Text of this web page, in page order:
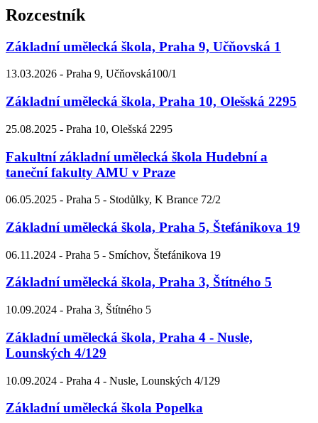
Rozcestník
Základní umělecká škola, Praha 9, Učňovská 1
13.03.2026 - Praha 9, Učňovská100/1
Základní umělecká škola, Praha 10, Olešská 2295
25.08.2025 - Praha 10, Olešská 2295
Fakultní základní umělecká škola Hudební a
taneční fakulty AMU v Praze
06.05.2025 - Praha 5 - Stodůlky, K Brance 72/2
Základní umělecká škola, Praha 5, Štefánikova 19
06.11.2024 - Praha 5 - Smíchov, Štefánikova 19
Základní umělecká škola, Praha 3, Štítného 5
10.09.2024 - Praha 3, Štítného 5
Základní umělecká škola, Praha 4 - Nusle,
Lounských 4/129
10.09.2024 - Praha 4 - Nusle, Lounských 4/129
Základní umělecká škola Popelka